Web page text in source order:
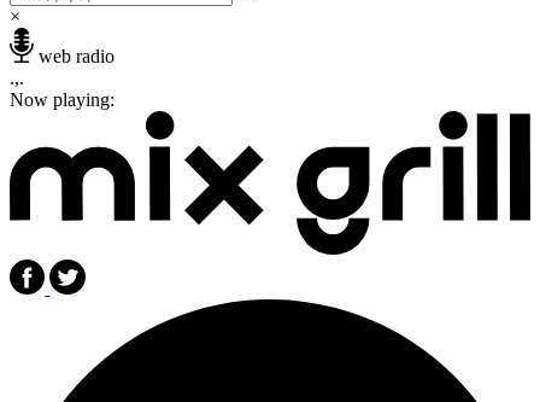
×
web radio
.,.
Now playing: